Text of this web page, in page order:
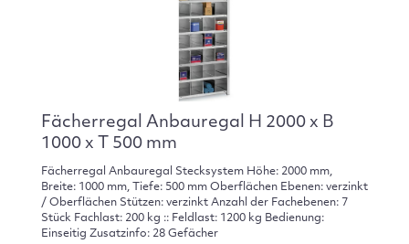
Fächerregal Anbauregal H 2000 x B
1000 x T 500 mm
Fächerregal Anbauregal Stecksystem Höhe: 2000 mm,
Breite: 1000 mm, Tiefe: 500 mm Oberflächen Ebenen: verzinkt
/ Oberflächen Stützen: verzinkt Anzahl der Fachebenen: 7
Stück Fachlast: 200 kg :: Feldlast: 1200 kg Bedienung:
Einseitig Zusatzinfo: 28 Gefächer